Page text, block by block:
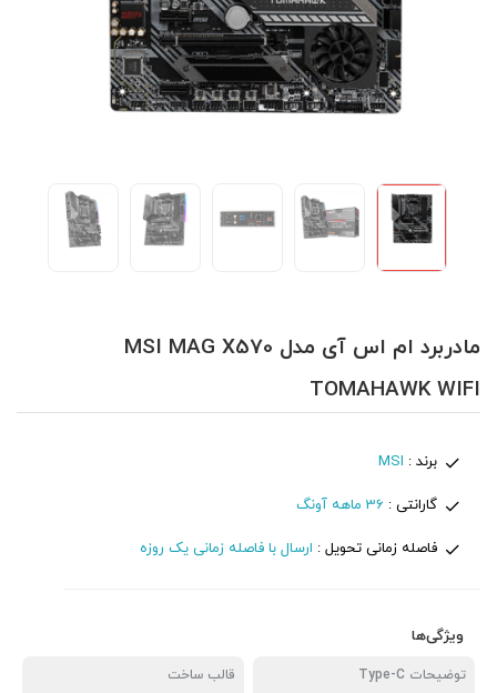
مادربرد ام اس آی مدل MSI MAG X570
TOMAHAWK WIFI
برند : MSI
گارانتی : 36 ماهه آونگ
فاصله زمانی تحویل : ارسال با فاصله زمانی یک روزه
ویژگی‌ها
توضیحات Type-C قالب ساخت